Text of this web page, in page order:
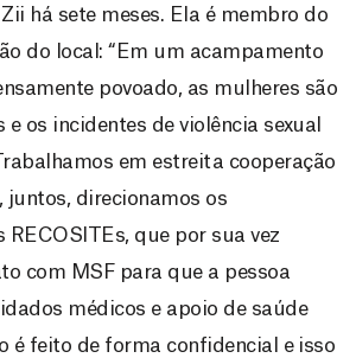
há sete meses. Ela é membro do
do local: “Em um acampamento
povoado, as mulheres são
e os incidentes de violência sexual
em estreita cooperação
juntos, direcionamos os
RECOSITEs, que por sua vez
com MSF para que a pessoa
médicos e apoio de saúde
é feito de forma confidencial e isso